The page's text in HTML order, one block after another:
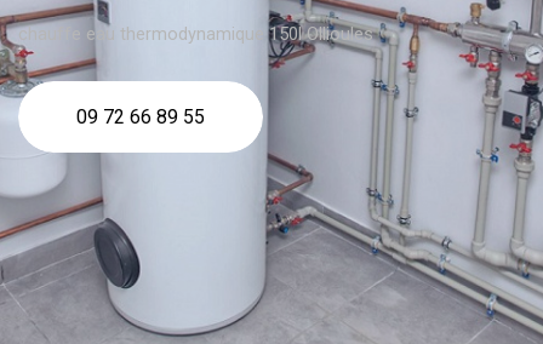
chauffe eau thermodynamique 150l Ollioules
09 72 66 89 55